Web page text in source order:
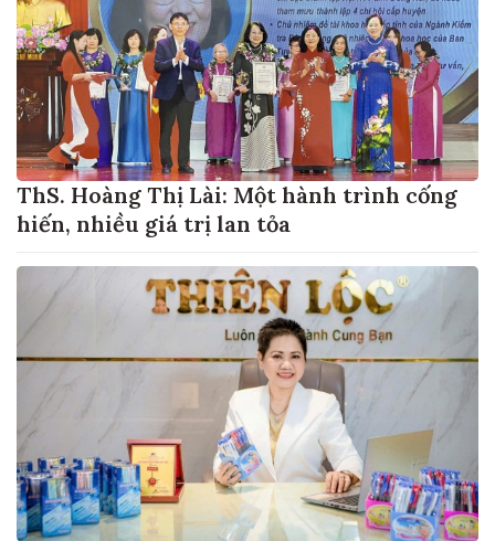
ThS. Hoàng Thị Lài: Một hành trình cống
hiến, nhiều giá trị lan tỏa